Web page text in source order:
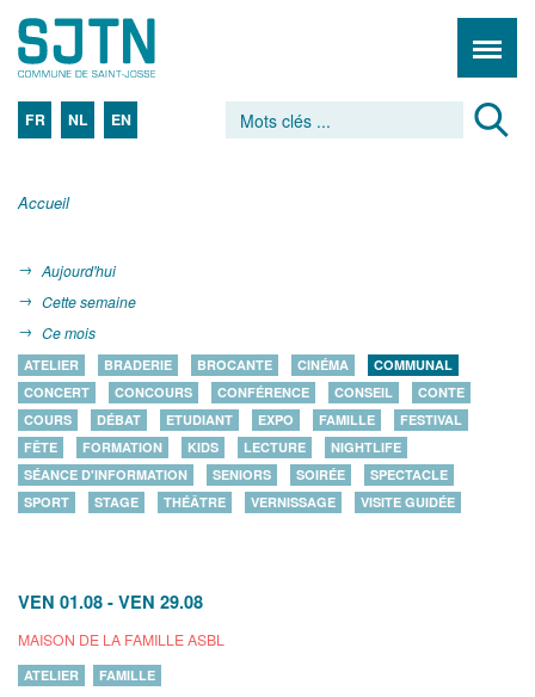
FR NL EN
Accueil
Aujourd'hui
Cette semaine
Ce mois
ATELIER BRADERIE BROCANTE CINÉMA
COMMUNAL
CONCERT
CONCOURS CONFÉRENCE CONSEIL
CONTE
COURS
DÉBAT ETUDIANT EXPO FAMILLE
FESTIVAL
FÊTE
FORMATION KIDS LECTURE
NIGHTLIFE
SÉANCE D'INFORMATION
SENIORS SOIRÉE
SPECTACLE
SPORT
STAGE THÉÂTRE VERNISSAGE VISITE GUIDÉE
VEN 01.08 - VEN 29.08
MAISON DE LA FAMILLE ASBL
ATELIER FAMILLE